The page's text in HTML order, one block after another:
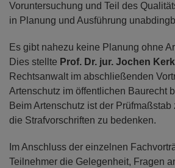
Voruntersuchung und Teil des
in Planung und Ausführung
Es gibt nahezu keine Planung ohne
Dies stellte Prof. Dr. jur. Jochen
Rechtsanwalt im abschließenden
Artenschutz im öffentlichen Baurecht
Beim Artenschutz ist der Prüfmaßstab
die Strafvorschriften zu bedenken.
Im Anschluss der einzelnen
Teilnehmer die Gelegenheit, Fragen